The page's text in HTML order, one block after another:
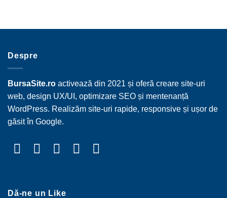
Despre
BursaSite.ro activează din 2021 și oferă creare site-uri
web, design UX/UI, optimizare SEO și mentenanță
WordPress. Realizăm site-uri rapide, responsive și ușor de
găsit în Google.
Dă-ne un Like